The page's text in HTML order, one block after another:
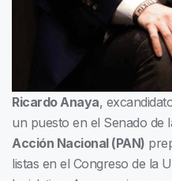
Ricardo Anaya,
un puesto en el Senado de
Acción Nacional (PAN)
listas en el Congreso de la